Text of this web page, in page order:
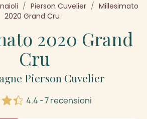
Pierson Cuvelier
Millesimato
2020 Grand Cru
2020 Grand
Cru
Pierson Cuvelier
4.4 - 7 recensioni